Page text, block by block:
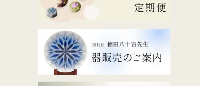
金沢伝統の縁起菓子
伝統名菓
どら焼き
長生殿
蛇玉もなか
ギフト・詰合せ